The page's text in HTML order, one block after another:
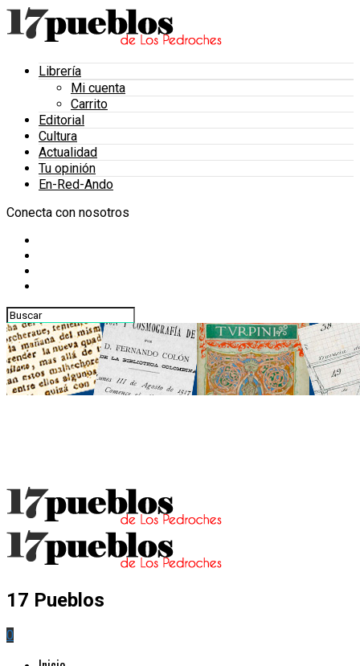
Librería
Mi cuenta
Carrito
Editorial
Cultura
Actualidad
Tu opinión
En-Red-Ando
Conecta con nosotros
17 Pueblos
0